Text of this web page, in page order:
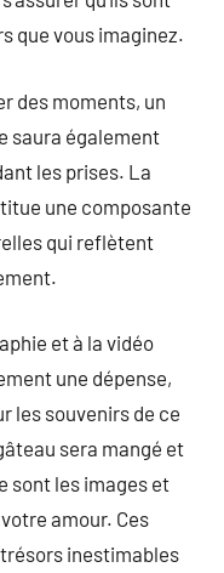
que vous imaginez.
des moments, un
saura également
les prises. La
une composante
qui reflètent
et à la vidéo
une dépense,
les souvenirs de ce
sera mangé et
sont les images et
amour. Ces
inestimables